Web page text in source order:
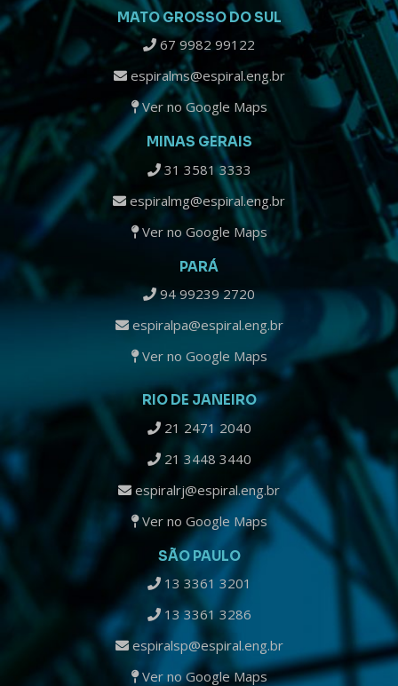
MATO GROSSO DO SUL
67 9982 99122
espiralms@espiral.eng.br
Ver no Google Maps
MINAS GERAIS
31 3581 3333
espiralmg@espiral.eng.br
Ver no Google Maps
PARÁ
94 99239 2720
espiralpa@espiral.eng.br
Ver no Google Maps
RIO DE JANEIRO
21 2471 2040
21 3448 3440
espiralrj@espiral.eng.br
Ver no Google Maps
SÃO PAULO
13 3361 3201
13 3361 3286
espiralsp@espiral.eng.br
Ver no Google Maps